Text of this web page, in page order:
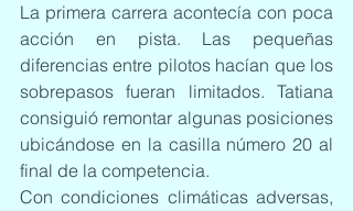
La primera carrera acontecía con poca
acción en pista. Las pequeñas
diferencias entre pilotos hacían que los
sobrepasos fueran limitados. Tatiana
consiguió remontar algunas posiciones
ubicándose en la casilla número 20 al
final de la competencia.
Con condiciones climáticas adversas,